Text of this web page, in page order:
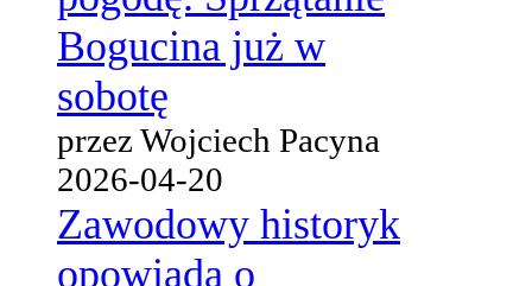
Bogucina już w
sobotę
przez Wojciech Pacyna
2026-04-20
Zawodowy historyk
opowiada o